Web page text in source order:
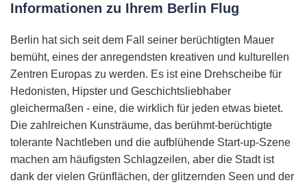
Informationen zu Ihrem Berlin Flug
Berlin hat sich seit dem Fall seiner berüchtigten Mauer
bemüht, eines der anregendsten kreativen und kulturellen
Zentren Europas zu werden. Es ist eine Drehscheibe für
Hedonisten, Hipster und Geschichtsliebhaber
gleichermaßen - eine, die wirklich für jeden etwas bietet.
Die zahlreichen Kunsträume, das berühmt-berüchtigte
tolerante Nachtleben und die aufblühende Start-up-Szene
machen am häufigsten Schlagzeilen, aber die Stadt ist
dank der vielen Grünflächen, der glitzernden Seen und der